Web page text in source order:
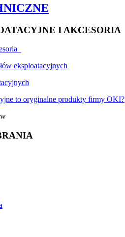
I AKCESORIA
eksploatacyjnych
to oryginalne produkty firmy OKI?